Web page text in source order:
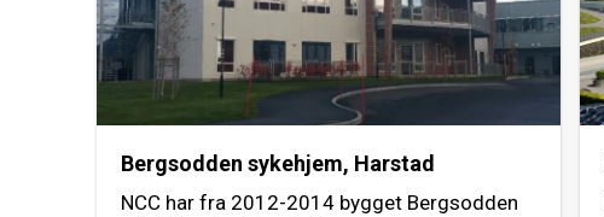
Bergsodden sykehjem, Harstad
NCC har fra 2012-2014 bygget Bergsodden